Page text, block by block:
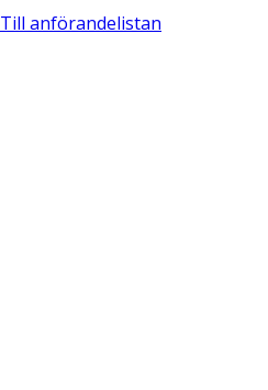
Till anförandelistan